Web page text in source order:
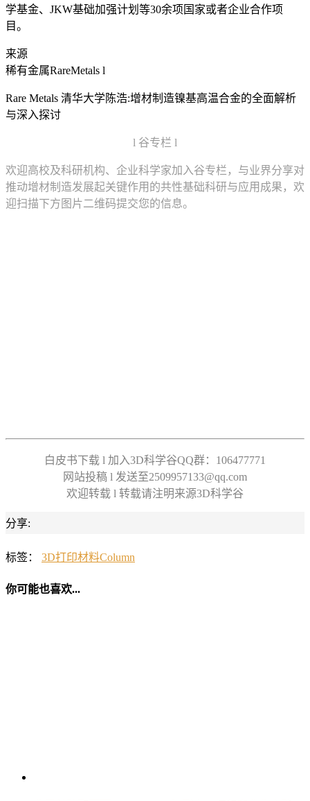
学基金、JKW基础加强计划等30余项国家或者企业合作项
目。
来源
稀有金属RareMetals l
Rare Metals 清华大学陈浩:增材制造镍基高温合金的全面解析
与深入探讨
l 谷专栏 l
欢迎高校及科研机构、企业科学家加入谷专栏，与业界分享对
推动增材制造发展起关键作用的共性基础科研与应用成果，欢
迎扫描下方图片二维码提交您的信息。
白皮书下载 l 加入3D科学谷QQ群：106477771
网站投稿 l 发送至2509957133@qq.com
欢迎转载 l 转载请注明来源3D科学谷
分享:
标签： 3D打印材料Column
你可能也喜欢...